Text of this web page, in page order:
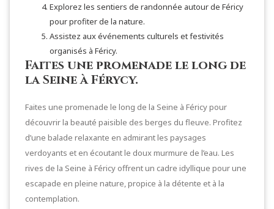
Explorez les sentiers de randonnée autour de Féricy
pour profiter de la nature.
Assistez aux événements culturels et festivités
organisés à Féricy.
Faites une promenade le long de
la Seine à Férycy.
Faites une promenade le long de la Seine à Féricy pour
découvrir la beauté paisible des berges du fleuve. Profitez
d’une balade relaxante en admirant les paysages
verdoyants et en écoutant le doux murmure de l’eau. Les
rives de la Seine à Féricy offrent un cadre idyllique pour une
escapade en pleine nature, propice à la détente et à la
contemplation.